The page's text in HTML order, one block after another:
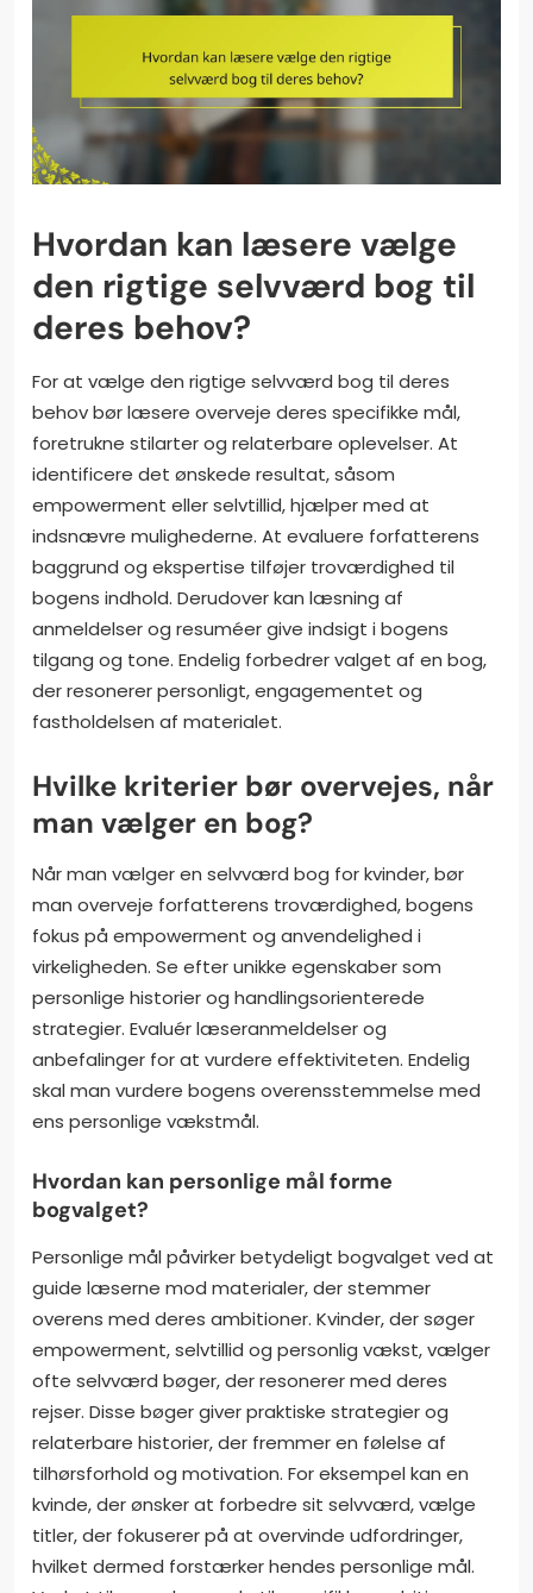
Hvordan kan læsere vælge
den rigtige selvværd bog til
deres behov?
For at vælge den rigtige selvværd bog til deres
behov bør læsere overveje deres specifikke mål,
foretrukne stilarter og relaterbare oplevelser. At
identificere det ønskede resultat, såsom
empowerment eller selvtillid, hjælper med at
indsnævre mulighederne. At evaluere forfatterens
baggrund og ekspertise tilføjer troværdighed til
bogens indhold. Derudover kan læsning af
anmeldelser og resuméer give indsigt i bogens
tilgang og tone. Endelig forbedrer valget af en bog,
der resonerer personligt, engagementet og
fastholdelsen af materialet.
Hvilke kriterier bør overvejes, når
man vælger en bog?
Når man vælger en selvværd bog for kvinder, bør
man overveje forfatterens troværdighed, bogens
fokus på empowerment og anvendelighed i
virkeligheden. Se efter unikke egenskaber som
personlige historier og handlingsorienterede
strategier. Evaluér læseranmeldelser og
anbefalinger for at vurdere effektiviteten. Endelig
skal man vurdere bogens overensstemmelse med
ens personlige vækstmål.
Hvordan kan personlige mål forme
bogvalget?
Personlige mål påvirker betydeligt bogvalget ved at
guide læserne mod materialer, der stemmer
overens med deres ambitioner. Kvinder, der søger
empowerment, selvtillid og personlig vækst, vælger
ofte selvværd bøger, der resonerer med deres
rejser. Disse bøger giver praktiske strategier og
relaterbare historier, der fremmer en følelse af
tilhørsforhold og motivation. For eksempel kan en
kvinde, der ønsker at forbedre sit selvværd, vælge
titler, der fokuserer på at overvinde udfordringer,
hvilket dermed forstærker hendes personlige mål.